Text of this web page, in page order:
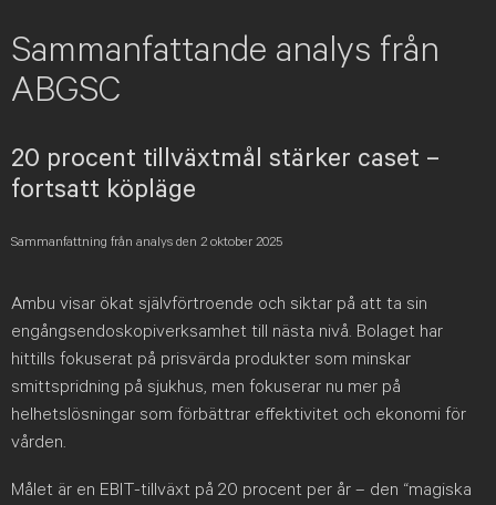
Sammanfattande analys från
ABGSC
20 procent tillväxtmål stärker caset –
fortsatt köpläge
Sammanfattning från analys den 2 oktober 2025
Ambu visar ökat självförtroende och siktar på att ta sin
engångsendoskopiverksamhet till nästa nivå. Bolaget har
hittills fokuserat på prisvärda produkter som minskar
smittspridning på sjukhus, men fokuserar nu mer på
helhetslösningar som förbättrar effektivitet och ekonomi för
vården.
Målet är en EBIT-tillväxt på 20 procent per år – den “magiska